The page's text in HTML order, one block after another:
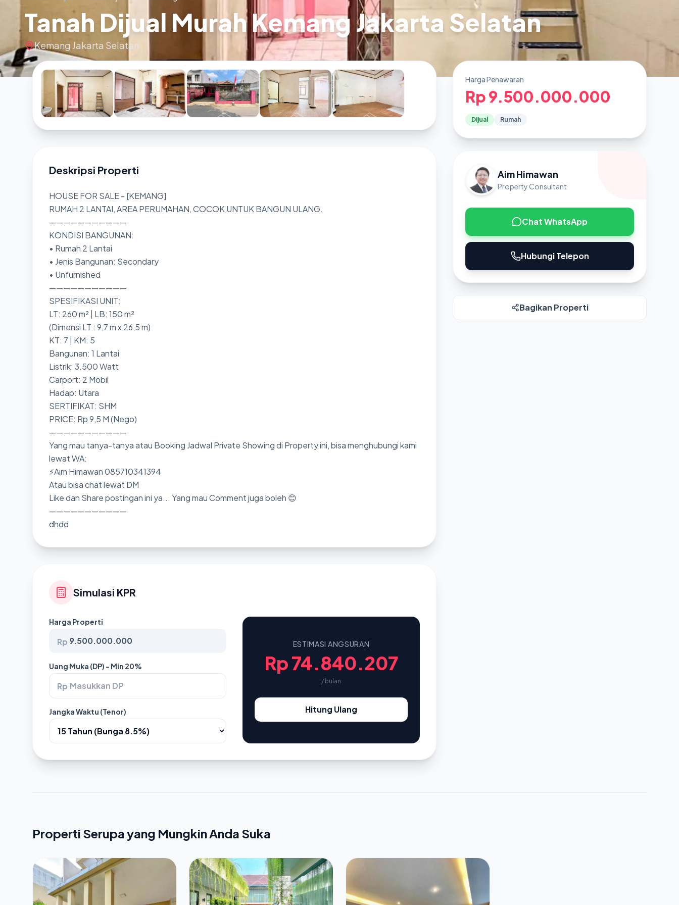
Tanah Dijual Murah Kemang Jakarta Selatan
Kemang Jakarta Selatan
Deskripsi Properti
HOUSE FOR SALE - [KEMANG]
RUMAH 2 LANTAI, AREA PERUMAHAN, COCOK UNTUK BANGUN ULANG.
———————————
KONDISI BANGUNAN:
• Rumah 2 Lantai
• Jenis Bangunan: Secondary
• Unfurnished
———————————
SPESIFIKASI UNIT:
LT: 260 m² | LB: 150 m²
(Dimensi LT : 9,7 m x 26,5 m)
KT: 7 | KM: 5
Bangunan: 1 Lantai
Listrik: 3.500 Watt
Carport: 2 Mobil
Hadap: Utara
SERTIFIKAT: SHM
PRICE: Rp 9,5 M (Nego)
———————————
Yang mau tanya-tanya atau Booking Jadwal Private Showing di Property ini, bisa menghubungi kami
lewat WA:
⚡Aim Himawan 085710341394
Atau bisa chat lewat DM
Like dan Share postingan ini ya... Yang mau Comment juga boleh 😊
———————————
dhdd
Simulasi KPR
Harga Properti
Rp
Uang Muka (DP) - Min 20%
Rp
Jangka Waktu (Tenor)
ESTIMASI ANGSURAN
Rp 74.840.207
/ bulan
Hitung Ulang
Harga Penawaran
Rp 9.500.000.000
Dijual Rumah
Aim Himawan
Property Consultant
Chat WhatsApp
Hubungi Telepon
Bagikan Properti
Properti Serupa yang Mungkin Anda Suka